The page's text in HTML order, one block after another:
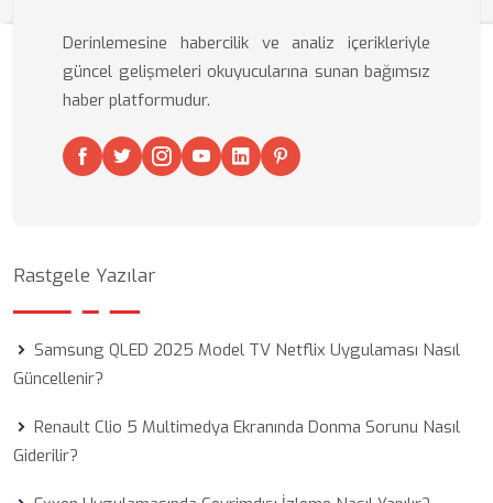
Derinlemesine habercilik ve analiz içerikleriyle
güncel gelişmeleri okuyucularına sunan bağımsız
haber platformudur.
Rastgele Yazılar
Samsung QLED 2025 Model TV Netflix Uygulaması Nasıl
Güncellenir?
Renault Clio 5 Multimedya Ekranında Donma Sorunu Nasıl
Giderilir?